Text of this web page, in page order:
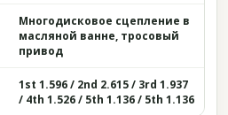
Многодисковое сцепление в
масляной ванне, тросовый
привод
1st 1.596 / 2nd 2.615 / 3rd 1.937
/ 4th 1.526 / 5th 1.136 / 5th 1.136